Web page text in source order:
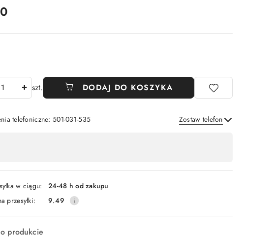
szt. DODAJ DO KOSZYKA
telefoniczne: 501-031-535 Zostaw telefon
w ciągu:
24-48 h od zakupu
przesyłki:
9.49
produkcie